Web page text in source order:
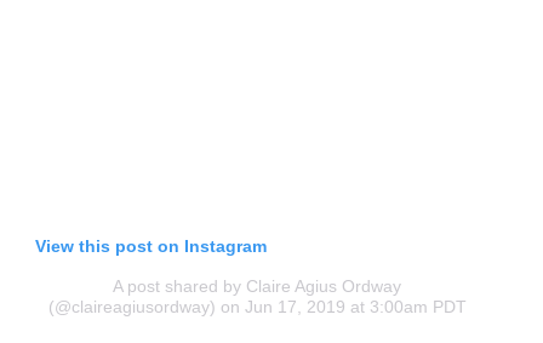
View this post on Instagram
A post shared by Claire Agius Ordway
(@claireagiusordway) on Jun 17, 2019 at 3:00am PDT